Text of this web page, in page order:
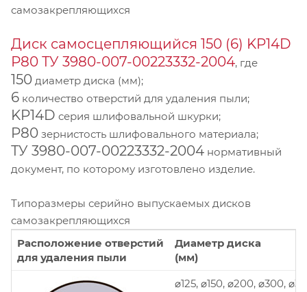
самозакрепляющихся
Диск самосцепляющийся 150 (6) KP14D
Р80 ТУ 3980-007-00223332-2004, где
150 диаметр диска (мм);
6 количество отверстий для удаления пыли;
KP14D серия шлифовальной шкурки;
P80 зернистость шлифовального материала;
ТУ 3980-007-00223332-2004 нормативный
документ, по которому изготовлено изделие.
Типоразмеры серийно выпускаемых дисков
самозакрепляющихся
Расположение отверстий
для удаления пыли
Диаметр диска
(мм)
⌀125, ⌀150, ⌀200, ⌀300,